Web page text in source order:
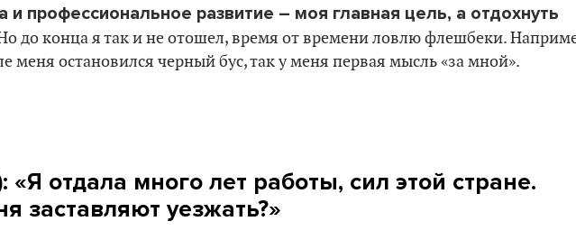
и профессиональное развитие – моя главная цель, а отдохнуть
до конца я так и не отошел, время от времени ловлю флешбеки.
меня остановился черный бус, так у меня первая мысль «за мной».
«Я отдала много лет работы, сил этой стране.
заставляют уезжать?»